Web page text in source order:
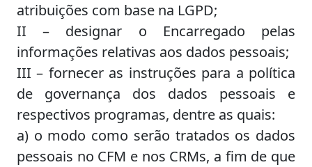
atribuições com base na LGPD;
II – designar o Encarregado pelas
informações relativas aos dados pessoais;
III – fornecer as instruções para a política
de governança dos dados pessoais e
respectivos programas, dentre as quais:
a) o modo como serão tratados os dados
pessoais no CFM e nos CRMs, a fim de que